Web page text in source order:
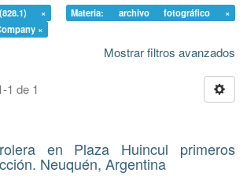
×
Materia: archivo fotográfico ×
×
Mostrar filtros avanzados
1 de 1
en Plaza Huincul primeros
Neuquén, Argentina